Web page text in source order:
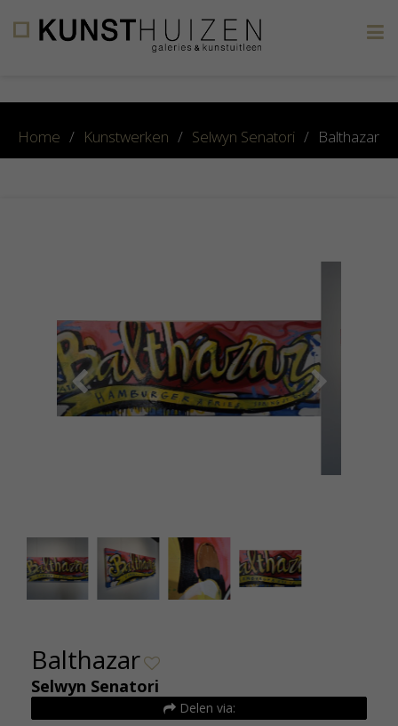
Home / Kunstwerken / Selwyn Senatori / Balthazar
Balthazar
Selwyn Senatori
Delen via: